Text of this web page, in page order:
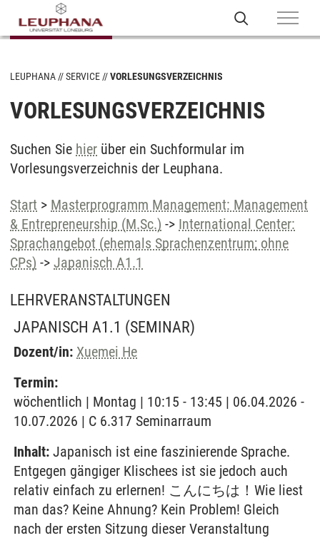
LEUPHANA SERVICE VORLESUNGSVERZEICHNIS
VORLESUNGSVERZEICHNIS
Suchen Sie hier über ein Suchformular im
Vorlesungsverzeichnis der Leuphana.
Start > Masterprogramm Management: Management
& Entrepreneurship (M.Sc.) -> International Center:
Sprachangebot (ehemals Sprachenzentrum; ohne
CPs) -> Japanisch A1.1
LEHRVERANSTALTUNGEN
JAPANISCH A1.1 (SEMINAR)
Dozent/in: Xuemei He
Termin:
wöchentlich | Montag | 10:15 - 13:45 | 06.04.2026 -
10.07.2026 | C 6.317 Seminarraum
Inhalt: Japanisch ist eine faszinierende Sprache.
Entgegen gängiger Klischees ist sie jedoch auch
relativ einfach zu erlernen! こんにちは！Wie liest
man das? Keine Ahnung? Kein Problem! Gleich
nach der ersten Sitzung dieser Veranstaltung